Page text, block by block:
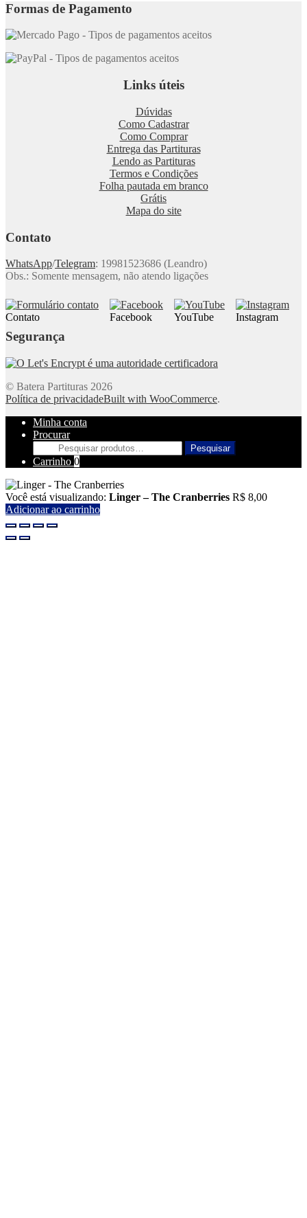
Formas de Pagamento
Links úteis
Dúvidas
Como Cadastrar
Como Comprar
Entrega das Partituras
Lendo as Partituras
Termos e Condições
Folha pautada em branco
Grátis
Mapa do site
Contato
WhatsApp/Telegram: 19981523686 (Leandro)
Obs.: Somente mensagem, não atendo ligações
Contato Facebook YouTube Instagram
Segurança
© Batera Partituras 2026
Política de privacidadeBuilt with WooCommerce.
Minha conta
Procurar
Pesquisar
por:
Pesquisar
Carrinho 0
Você está visualizando: Linger – The Cranberries R$ 8,00
Adicionar ao carrinho